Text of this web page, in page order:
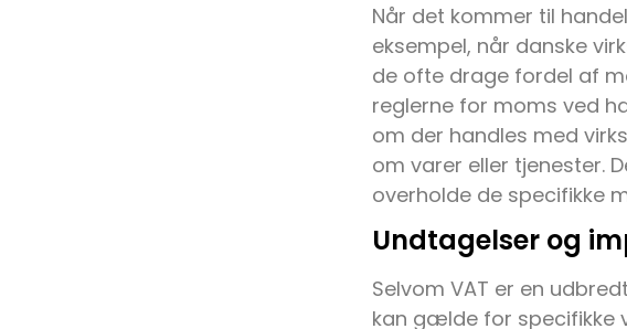
Når det kommer til
eksempel, når danske
de ofte drage fordel af
reglerne for moms ved
om der handles med
om varer eller tjenester.
overholde de specifikke
Undtagelser og
Selvom VAT er en
kan gælde for specifikke